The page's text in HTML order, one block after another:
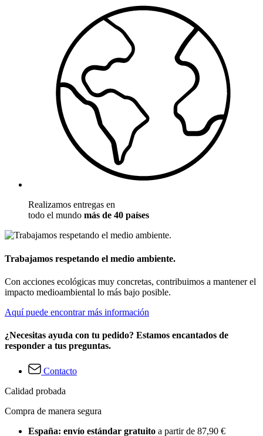
Realizamos entregas en
todo el mundo más de 40 países
Trabajamos respetando el medio ambiente.
Con acciones ecológicas muy concretas, contribuimos a mantener el
impacto medioambiental lo más bajo posible.
Aquí puede encontrar más información
¿Necesitas ayuda con tu pedido? Estamos encantados de
responder a tus preguntas.
Contacto
Calidad probada
Compra de manera segura
España: envío estándar gratuito a partir de 87,90 €